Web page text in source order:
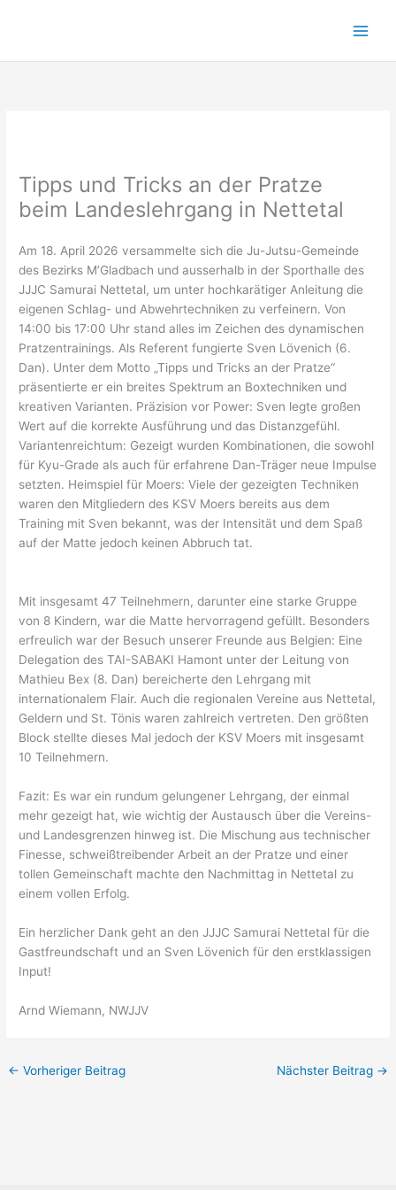
Tipps und Tricks an der Pratze
beim Landeslehrgang in Nettetal
Am 18. April 2026 versammelte sich die Ju-Jutsu-Gemeinde
des Bezirks M’Gladbach und ausserhalb in der Sporthalle des
JJJC Samurai Nettetal, um unter hochkarätiger Anleitung die
eigenen Schlag- und Abwehrtechniken zu verfeinern. Von
14:00 bis 17:00 Uhr stand alles im Zeichen des dynamischen
Pratzentrainings. Als Referent fungierte Sven Lövenich (6.
Dan). Unter dem Motto „Tipps und Tricks an der Pratze“
präsentierte er ein breites Spektrum an Boxtechniken und
kreativen Varianten. Präzision vor Power: Sven legte großen
Wert auf die korrekte Ausführung und das Distanzgefühl.
Variantenreichtum: Gezeigt wurden Kombinationen, die sowohl
für Kyu-Grade als auch für erfahrene Dan-Träger neue Impulse
setzten. Heimspiel für Moers: Viele der gezeigten Techniken
waren den Mitgliedern des KSV Moers bereits aus dem
Training mit Sven bekannt, was der Intensität und dem Spaß
auf der Matte jedoch keinen Abbruch tat.
Mit insgesamt 47 Teilnehmern, darunter eine starke Gruppe
von 8 Kindern, war die Matte hervorragend gefüllt. Besonders
erfreulich war der Besuch unserer Freunde aus Belgien: Eine
Delegation des TAI-SABAKI Hamont unter der Leitung von
Mathieu Bex (8. Dan) bereicherte den Lehrgang mit
internationalem Flair. Auch die regionalen Vereine aus Nettetal,
Geldern und St. Tönis waren zahlreich vertreten. Den größten
Block stellte dieses Mal jedoch der KSV Moers mit insgesamt
10 Teilnehmern.
Fazit: Es war ein rundum gelungener Lehrgang, der einmal
mehr gezeigt hat, wie wichtig der Austausch über die Vereins-
und Landesgrenzen hinweg ist. Die Mischung aus technischer
Finesse, schweißtreibender Arbeit an der Pratze und einer
tollen Gemeinschaft machte den Nachmittag in Nettetal zu
einem vollen Erfolg.
Ein herzlicher Dank geht an den JJJC Samurai Nettetal für die
Gastfreundschaft und an Sven Lövenich für den erstklassigen
Input!
Arnd Wiemann, NWJJV
← Vorheriger Beitrag Nächster Beitrag →